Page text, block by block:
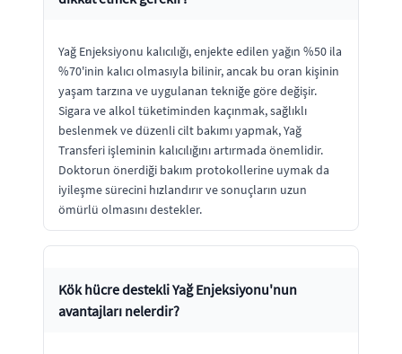
Yağ Enjeksiyonu kalıcılığı, enjekte edilen yağın %50 ila
%70'inin kalıcı olmasıyla bilinir, ancak bu oran kişinin
yaşam tarzına ve uygulanan tekniğe göre değişir.
Sigara ve alkol tüketiminden kaçınmak, sağlıklı
beslenmek ve düzenli cilt bakımı yapmak, Yağ
Transferi işleminin kalıcılığını artırmada önemlidir.
Doktorun önerdiği bakım protokollerine uymak da
iyileşme sürecini hızlandırır ve sonuçların uzun
ömürlü olmasını destekler.
Kök hücre destekli Yağ Enjeksiyonu'nun
avantajları nelerdir?